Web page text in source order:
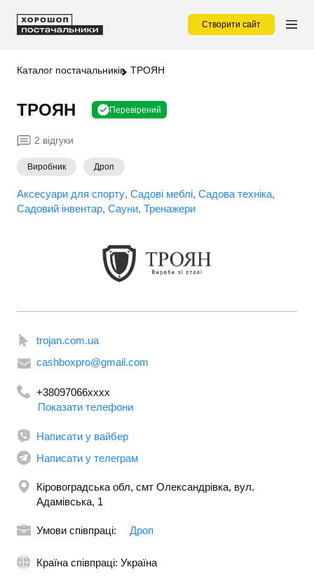
Створити сайт
Каталог постачальників ТРОЯН
ТРОЯН Перевірений
2 відгуки
Виробник Дроп
Аксесуари для спорту Садові меблі Садова техніка
Садовий інвентар Сауни Тренажери
trojan.com.ua
cashboxpro@gmail.com
+38097066xxxx
Показати телефони
Написати у вайбер
Написати у телеграм
Кіровоградська обл, смт Олександрівка, вул.
Адамівська, 1
Умови співпраці: Дроп
Країна співпраці: Україна